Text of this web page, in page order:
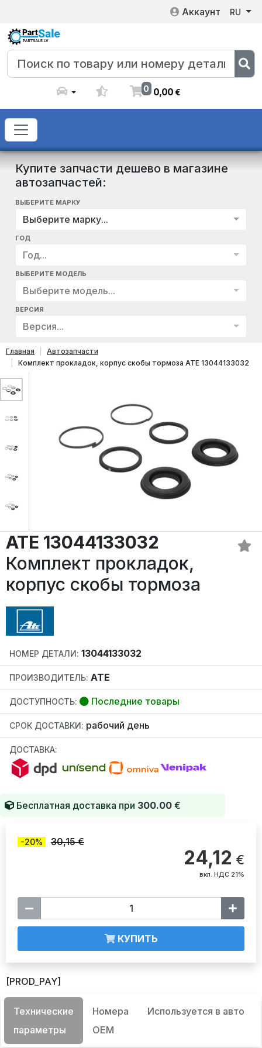
Аккаунт RU
0 0,00€
Купите запчасти дешево в магазине
автозапчастей:
ВЫБЕРИТЕ МАРКУ
Выберите марку...
ГОД
Год...
ВЫБЕРИТЕ МОДЕЛЬ
Выберите модель...
ВЕРСИЯ
Версия...
Главная
Автозапчасти
Комплект прокладок, корпус скобы тормоза ATE 13044133032
ATE 13044133032
Комплект прокладок,
корпус скобы тормоза
НОМЕР ДЕТАЛИ: 13044133032
ПРОИЗВОДИТЕЛЬ: ATE
ДОСТУПНОСТЬ: Последние товары
СРОК ДОСТАВКИ: рабочий день
ДОСТАВКА:
Бесплатная доставка при 300.00 €
-20% 30,15 €
24,12 €
вкл. НДС 21%
КУПИТЬ
[PROD_PAY]
Технические
параметры
Номера
OEM
Используется в авто